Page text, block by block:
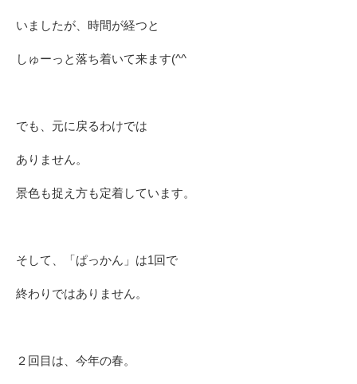
いましたが、時間が経つと
しゅーっと落ち着いて来ます(^^ゞ
でも、元に戻るわけでは
ありません。
景色も捉え方も定着しています。
そして、「ぱっかん」は1回で
終わりではありません。
２回目は、今年の春。